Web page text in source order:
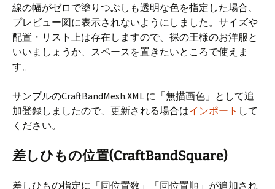
線の幅がゼロで塗りつぶしも透明な色を指定した場合、
プレビュー図に表示されないようにしました。サイズや
配置・リスト上は存在しますので、裸の王様のお洋服と
いいましょうか、スペースを置きたいところで使えま
す。
サンプルのCraftBandMesh.XML に「無描画色」として追
加登録しましたので、更新される場合はインポート して
ください。
差しひもの位置(CraftBandSquare)
差しひもの指定に「同位置数」「同位置順」が追加され